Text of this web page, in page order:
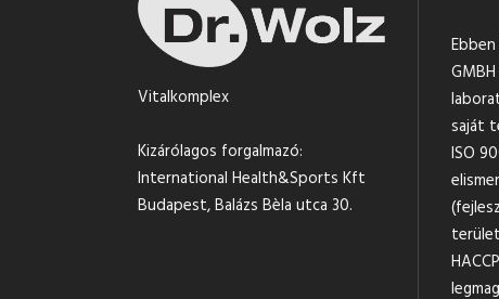
Vitalkomplex
Kizárólagos forgalmazó:
International Health&Sports Kft
Budapest, Balázs Bèla utca 30.
saját
ISO